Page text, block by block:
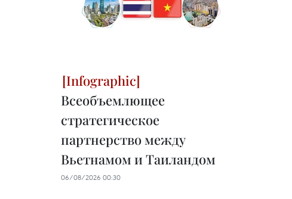
Всеобъемлющее
стратегическое
партнерство между
Вьетнамом и Таиландом
06/08/2026 00:30